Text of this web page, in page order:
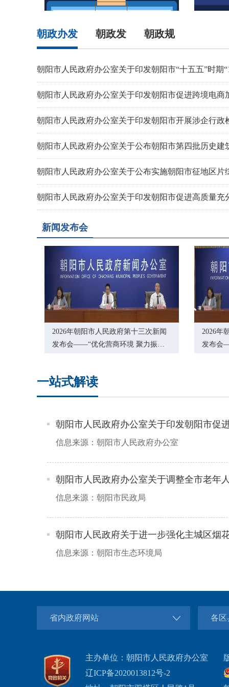
朝政办发 朝政发 朝政规
朝阳市人民政府办公室关于印发朝阳市“十五五”时期
朝阳市人民政府办公室关于印发朝阳市促进跨境电
朝阳市人民政府办公室关于印发朝阳市开展涉企行
朝阳市人民政府办公室关于公布朝阳市第四批历史建
朝阳市人民政府办公室关于公布实施朝阳市征地区片
朝阳市人民政府办公室关于印发朝阳市促进高质量充
朝阳市人民政府办公室关于印发朝阳市河流断面水
朝阳市人民政府办公室关于修订朝阳市特种设备事故
（已废止）朝阳市人民政府办公室关于提高城乡最
本生活养育保障和60年代精简退职 职工生活补助标
朝阳市人民政府办公室关于修订朝阳市自然灾害救助
朝阳市人民政府办公室关于印发朝阳市知识产权领
朝阳市人民政府办公室关于印发朝阳市2025年提振
朝阳市人民政府办公室关于进一步加强全市电网建设
朝阳市人民政府办公室关于印发朝阳市低空经济高
朝阳市人民政府办公室关于公布朝阳市市级行政规
朝阳市人民政府办公室关于调整全市老年人高龄津贴
朝阳市人民政府办公室关于印发朝阳市生产安全事
朝阳市人民政府办公室关于修订朝阳市危险化学品事
朝阳市人民政府办公室关于贯彻落实《辽宁省进一
朝阳市人民政府办公室关于印发朝阳市基本建设用
朝阳市人民政府办公室关于印发朝阳市行政合法性审
朝阳市人民政府办公室关于印发朝阳市城市生活垃
新闻发布会
2026年朝阳市人民政府第十三次新闻
发布会——“优化营商环境 聚力振兴
2026年
发布会
一站式解读
省内政府网站 各区
主办单位：朝阳市人民政府办公室
辽ICP备2020013812号-2